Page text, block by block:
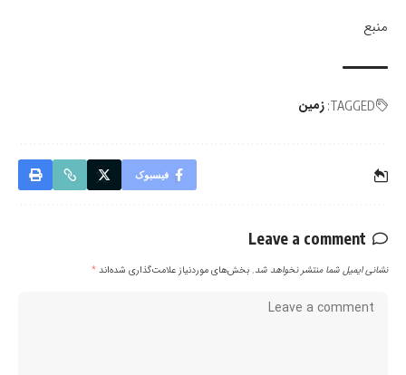
منبع
TAGGED: زمین
فیسبوک
Leave a comment
نشانی ایمیل شما منتشر نخواهد شد. بخش‌های موردنیاز علامت‌گذاری شده‌اند*